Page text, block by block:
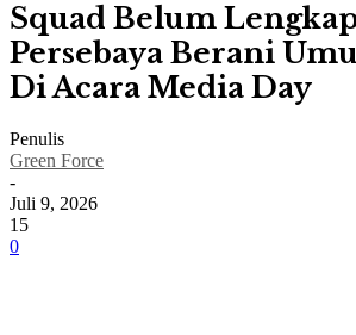
Squad Belum
Persebaya Berani
Di Acara Media Day
Penulis
Green Force
-
Juli 9, 2026
15
0